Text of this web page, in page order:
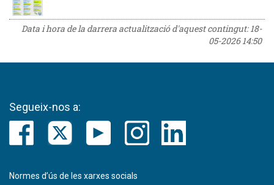
Data i hora de la darrera actualització d'aquest contingut:18-
05-2026 14:50
Segueix-nos a:
Normes d’ús de les xarxes socials